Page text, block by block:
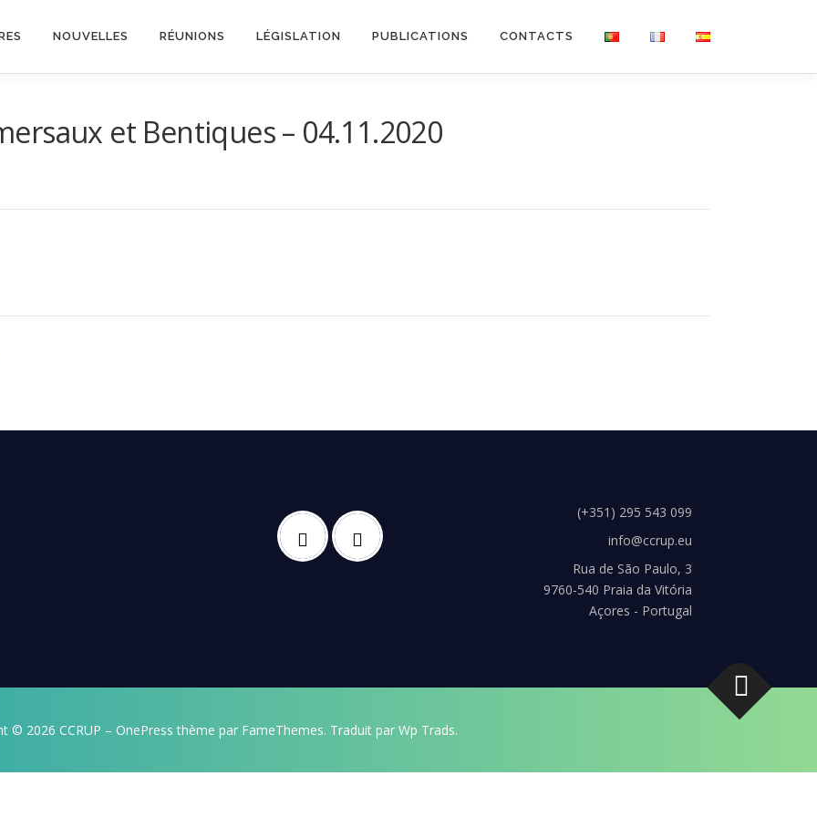
NOUVELLES RÉUNIONS LÉGISLATION PUBLICATIONS CONTACTS
et Bentiques – 04.11.2020
(+351) 295 543 099
info@ccrup.eu
Rua de São Paulo, 3
9760-540 Praia da Vitória
Açores - Portugal
© 2026 CCRUP – OnePress thème par FameThemes. Traduit par Wp Trads.